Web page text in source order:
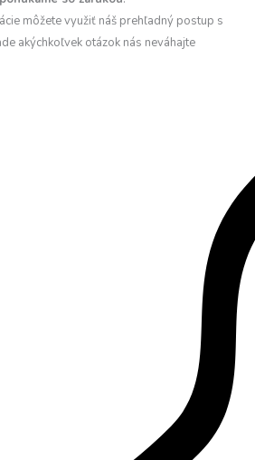
môžete využiť náš prehľadný postup s
akýchkoľvek otázok nás neváhajte